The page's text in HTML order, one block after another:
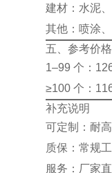
建材：水泥
其他：喷涂
五、参考价
1–99 个：
≥100 个：
补充说明
可定制：耐
质保：常规
服务：厂家